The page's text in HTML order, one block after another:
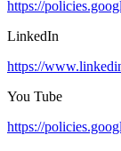
https://
LinkedIn
https://
You Tube
https://